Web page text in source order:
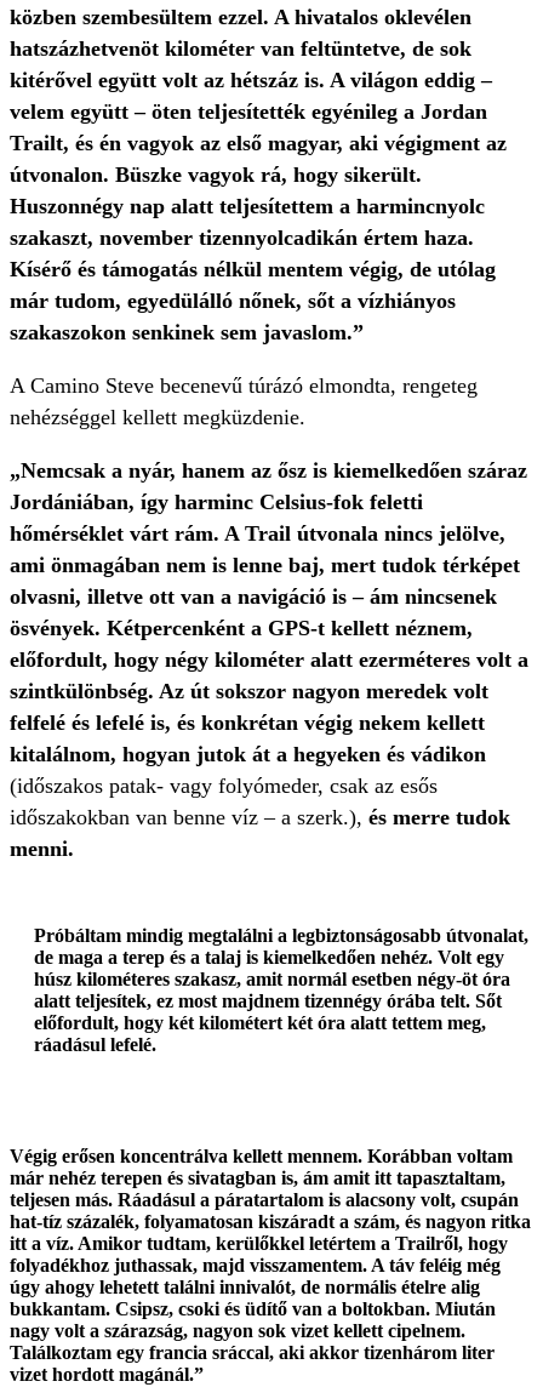
közben szembesültem ezzel. A hivatalos oklevélen
hatszázhetvenöt kilométer van feltüntetve, de sok
kitérővel együtt volt az hétszáz is. A világon eddig –
velem együtt – öten teljesítették egyénileg a Jordan
Trailt, és én vagyok az első magyar, aki végigment az
útvonalon. Büszke vagyok rá, hogy sikerült.
Huszonnégy nap alatt teljesítettem a harmincnyolc
szakaszt, november tizennyolcadikán értem haza.
Kísérő és támogatás nélkül mentem végig, de utólag
már tudom, egyedülálló nőnek, sőt a vízhiányos
szakaszokon senkinek sem javaslom.”
A Camino Steve becenevű túrázó elmondta, rengeteg
nehézséggel kellett megküzdenie.
„Nemcsak a nyár, hanem az ősz is kiemelkedően száraz
Jordániában, így harminc Celsius-fok feletti
hőmérséklet várt rám. A Trail útvonala nincs jelölve,
ami önmagában nem is lenne baj, mert tudok térképet
olvasni, illetve ott van a navigáció is – ám nincsenek
ösvények. Kétpercenként a GPS-t kellett néznem,
előfordult, hogy négy kilométer alatt ezerméteres volt a
szintkülönbség. Az út sokszor nagyon meredek volt
felfelé és lefelé is, és konkrétan végig nekem kellett
kitalálnom, hogyan jutok át a hegyeken és vádikon
(időszakos patak- vagy folyómeder, csak az esős
időszakokban van benne víz – a szerk.), és merre tudok
menni.
Próbáltam mindig megtalálni a legbiztonságosabb útvonalat,
de maga a terep és a talaj is kiemelkedően nehéz. Volt egy
húsz kilométeres szakasz, amit normál esetben négy-öt óra
alatt teljesítek, ez most majdnem tizennégy órába telt. Sőt
előfordult, hogy két kilométert két óra alatt tettem meg,
ráadásul lefelé.
Végig erősen koncentrálva kellett mennem. Korábban voltam
már nehéz terepen és sivatagban is, ám amit itt tapasztaltam,
teljesen más. Ráadásul a páratartalom is alacsony volt, csupán
hat-tíz százalék, folyamatosan kiszáradt a szám, és nagyon ritka
itt a víz. Amikor tudtam, kerülőkkel letértem a Trailről, hogy
folyadékhoz juthassak, majd visszamentem. A táv feléig még
úgy ahogy lehetett találni innivalót, de normális ételre alig
bukkantam. Csipsz, csoki és üdítő van a boltokban. Miután
nagy volt a szárazság, nagyon sok vizet kellett cipelnem.
Találkoztam egy francia sráccal, aki akkor tizenhárom liter
vizet hordott magánál.”